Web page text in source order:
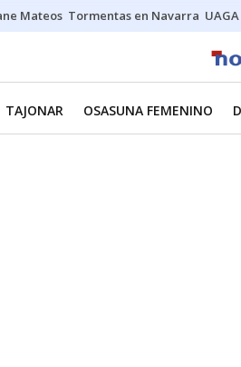
Mateos Tormentas en Navarra
TAJONAR OSASUNA FEMENINO